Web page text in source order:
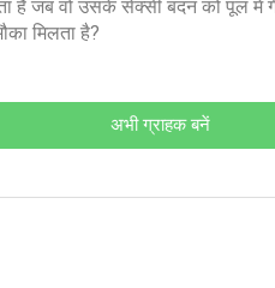
है जब वो उसके सेक्सी बदन को पूल में
मिलता है?
अभी ग्राहक बनें